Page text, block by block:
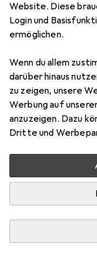
Website. Diese
Login und
ermöglichen.
Wenn du allem
darüber hinaus
zu zeigen, unsere
Werbung auf
anzuzeigen. Dazu
Dritte und
Dipos
Wiko View 5 Plus
Preis in EUR inkl.
EUR
12,99
Bewertungen
Mehr als 10
Lieferort
EcultorDE